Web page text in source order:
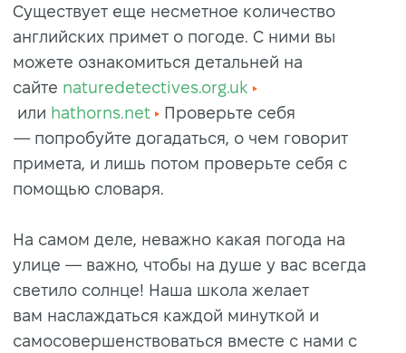
Существует еще несметное количество
английских примет о погоде. С ними вы
можете ознакомиться детальней на
сайте naturedetectives.org.uk
или hathorns.net
Проверьте себя
— попробуйте догадаться, о чем говорит
примета, и лишь потом проверьте себя с
помощью словаря.
На самом деле, неважно какая погода на
улице — важно, чтобы на душе у вас всегда
светило солнце! Наша школа желает
вам наслаждаться каждой минуткой и
самосовершенствоваться вместе с нами с